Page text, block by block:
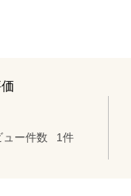
（5点
ュー件数 1件